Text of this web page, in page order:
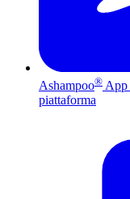
Ashampoo® App
piattaforma